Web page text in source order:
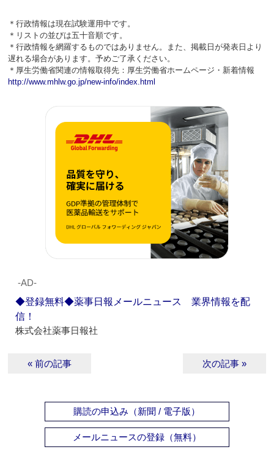
＊行政情報は現在試験運用中です。
＊リストの並びは五十音順です。
＊行政情報を網羅するものではありません。また、掲載日が発表日より
遅れる場合があります。予めご了承ください。
＊厚生労働省関連の情報取得先：厚生労働省ホームページ・新着情報
http://www.mhlw.go.jp/new-info/index.html
‐AD‐
◆登録無料◆薬事日報メールニュース 業界情報を配
信！
株式会社薬事日報社
« 前の記事 次の記事 »
購読の申込み（新聞 / 電子版）
メールニュースの登録（無料）